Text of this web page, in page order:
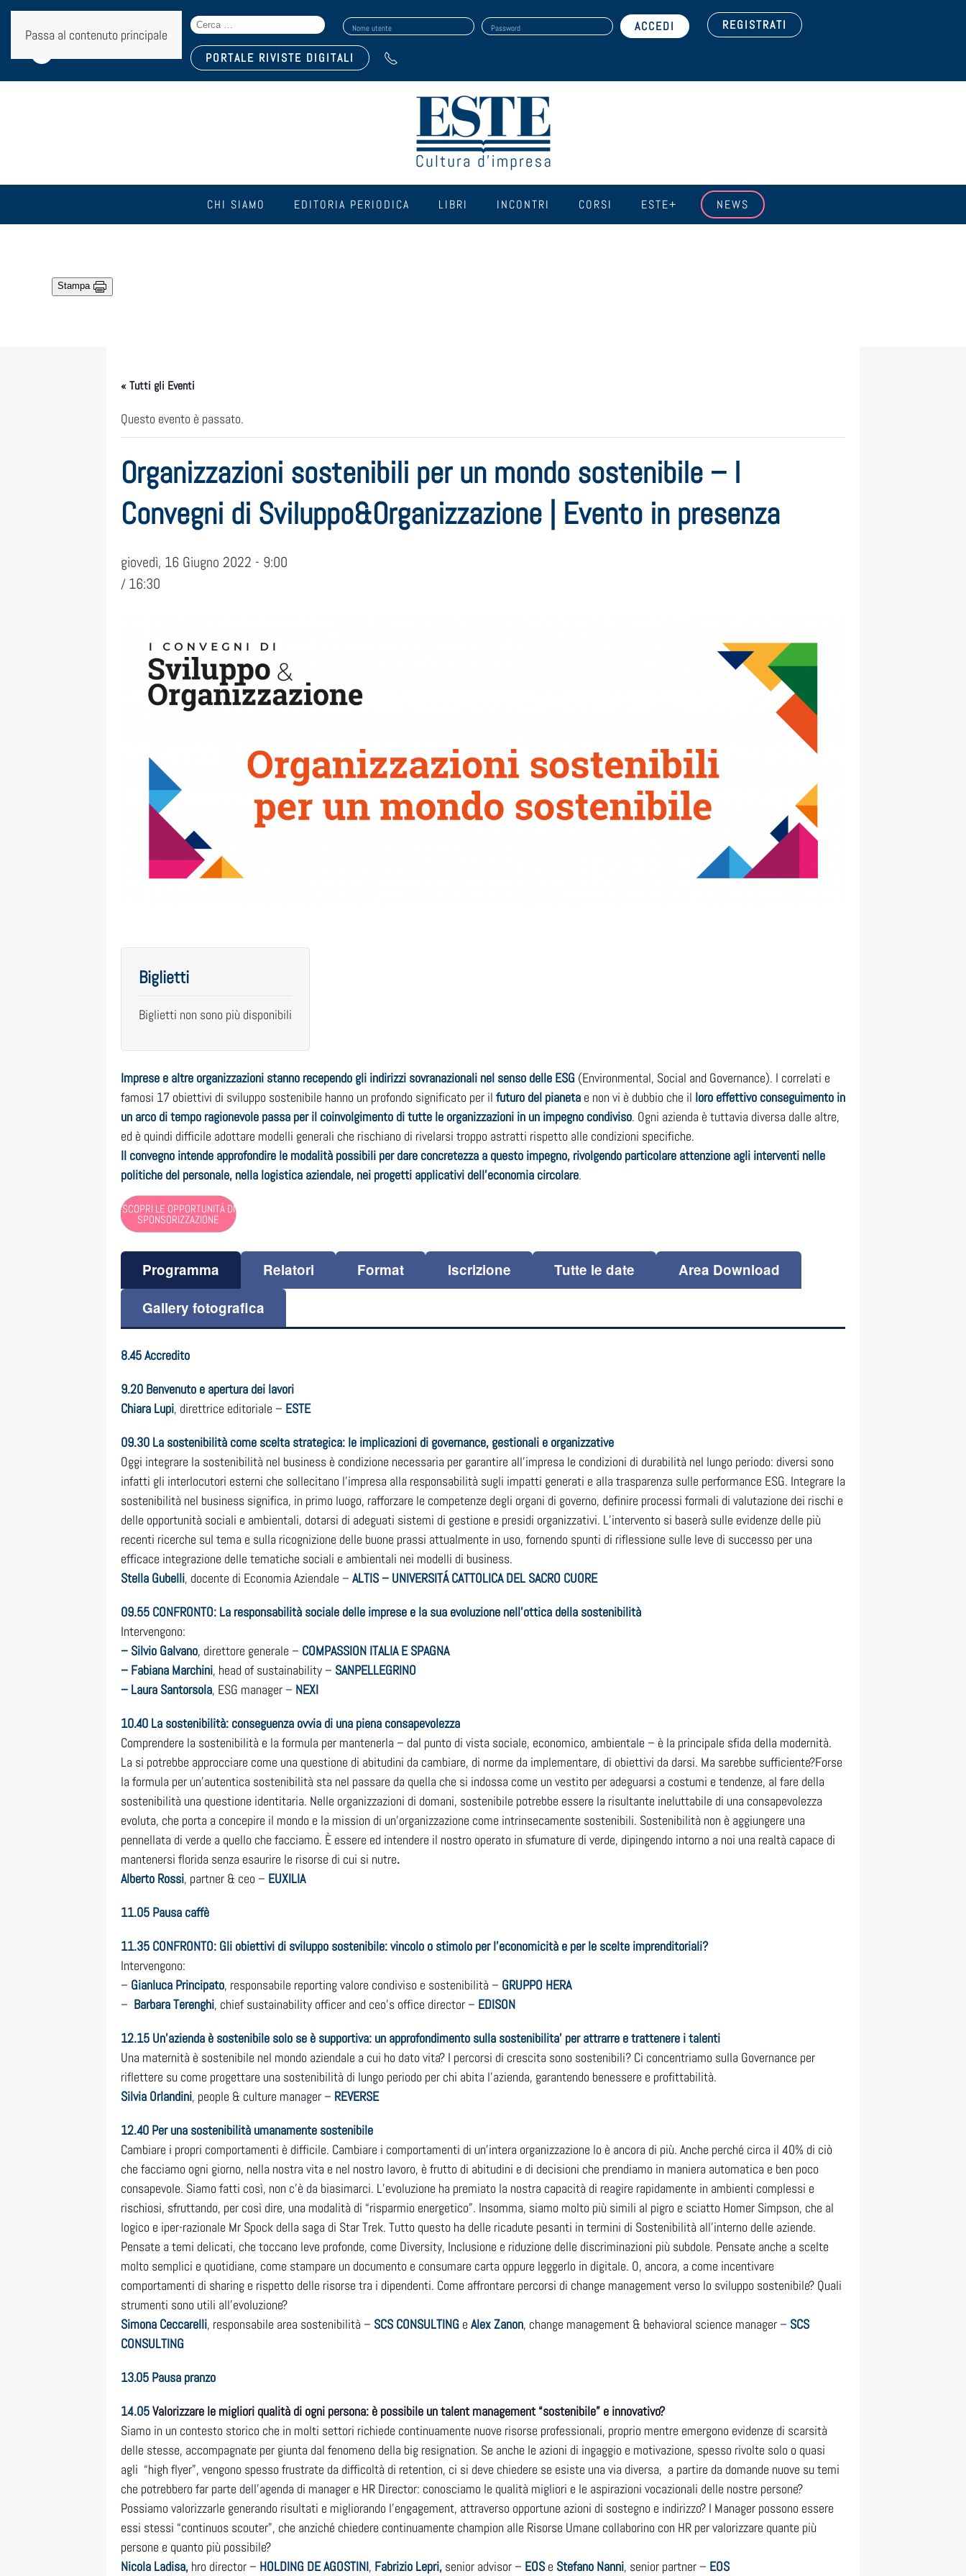
Passa al contenuto principale
Seguici sui social:
Search
for:
Nome utente Password REGISTRATI
PORTALE RIVISTE DIGITALI
CHI SIAMO EDITORIA PERIODICA LIBRI INCONTRI CORSI ESTE+ NEWS
Stampa
« Tutti gli Eventi
Questo evento è passato.
Organizzazioni sostenibili per un mondo sostenibile – I
Convegni di Sviluppo&Organizzazione | Evento in presenza
giovedì, 16 Giugno 2022 - 9:00
/ 16:30
Biglietti
Biglietti non sono più disponibili
Imprese e altre organizzazioni stanno recependo gli indirizzi sovranazionali nel senso delle ESG (Environmental, Social and Governance). I correlati e
famosi 17 obiettivi di sviluppo sostenibile hanno un profondo significato per il futuro del pianeta e non vi è dubbio che il loro effettivo conseguimento in
un arco di tempo ragionevole passa per il coinvolgimento di tutte le organizzazioni in un impegno condiviso. Ogni azienda è tuttavia diversa dalle altre,
ed è quindi difficile adottare modelli generali che rischiano di rivelarsi troppo astratti rispetto alle condizioni specifiche.
Il convegno intende approfondire le modalità possibili per dare concretezza a questo impegno, rivolgendo particolare attenzione agli interventi nelle
politiche del personale, nella logistica aziendale, nei progetti applicativi dell’economia circolare.
SCOPRI LE OPPORTUNITÁ DI
SPONSORIZZAZIONE
Programma Relatori Format Iscrizione Tutte le date
Area Download
Gallery fotografica
8.45 Accredito
9.20 Benvenuto e apertura dei lavori
Chiara Lupi, direttrice editoriale – ESTE
09.30 La sostenibilità come scelta strategica: le implicazioni di governance, gestionali e organizzative
Oggi integrare la sostenibilità nel business è condizione necessaria per garantire all’impresa le condizioni di durabilità nel lungo periodo: diversi sono
infatti gli interlocutori esterni che sollecitano l’impresa alla responsabilità sugli impatti generati e alla trasparenza sulle performance ESG. Integrare la
sostenibilità nel business significa, in primo luogo, rafforzare le competenze degli organi di governo, definire processi formali di valutazione dei rischi e
delle opportunità sociali e ambientali, dotarsi di adeguati sistemi di gestione e presidi organizzativi. L’intervento si baserà sulle evidenze delle più
recenti ricerche sul tema e sulla ricognizione delle buone prassi attualmente in uso, fornendo spunti di riflessione sulle leve di successo per una
efficace integrazione delle tematiche sociali e ambientali nei modelli di business.
Stella Gubelli, docente di Economia Aziendale – ALTIS – UNIVERSITÁ CATTOLICA DEL SACRO CUORE
09.55 CONFRONTO: La responsabilità sociale delle imprese e la sua evoluzione nell’ottica della sostenibilità
Intervengono:
– Silvio Galvano, direttore generale – COMPASSION ITALIA E SPAGNA
– Fabiana Marchini, head of sustainability – SANPELLEGRINO
– Laura Santorsola, ESG manager – NEXI
10.40 La sostenibilità: conseguenza ovvia di una piena consapevolezza
Comprendere la sostenibilità e la formula per mantenerla – dal punto di vista sociale, economico, ambientale – è la principale sfida della modernità.
La si potrebbe approcciare come una questione di abitudini da cambiare, di norme da implementare, di obiettivi da darsi. Ma sarebbe sufficiente?Forse
la formula per un’autentica sostenibilità sta nel passare da quella che si indossa come un vestito per adeguarsi a costumi e tendenze, al fare della
sostenibilità una questione identitaria. Nelle organizzazioni di domani, sostenibile potrebbe essere la risultante ineluttabile di una consapevolezza
evoluta, che porta a concepire il mondo e la mission di un’organizzazione come intrinsecamente sostenibili. Sostenibilità non è aggiungere una
pennellata di verde a quello che facciamo. È essere ed intendere il nostro operato in sfumature di verde, dipingendo intorno a noi una realtà capace di
mantenersi florida senza esaurire le risorse di cui si nutre.
Alberto Rossi, partner & ceo – EUXILIA
11.05 Pausa caffè
11.35 CONFRONTO: Gli obiettivi di sviluppo sostenibile: vincolo o stimolo per l’economicità e per le scelte imprenditoriali?
Intervengono:
– Gianluca Principato, responsabile reporting valore condiviso e sostenibilità – GRUPPO HERA
– Barbara Terenghi, chief sustainability officer and ceo’s office director – EDISON
12.15 Un’azienda è sostenibile solo se è supportiva: un approfondimento sulla sostenibilita’ per attrarre e trattenere i talenti
Una maternità è sostenibile nel mondo aziendale a cui ho dato vita? I percorsi di crescita sono sostenibili? Ci concentriamo sulla Governance per
riflettere su come progettare una sostenibilità di lungo periodo per chi abita l’azienda, garantendo benessere e profittabilità.
Silvia Orlandini, people & culture manager – REVERSE
12.40 Per una sostenibilità umanamente sostenibile
Cambiare i propri comportamenti è difficile. Cambiare i comportamenti di un’intera organizzazione lo è ancora di più. Anche perché circa il 40% di ciò
che facciamo ogni giorno, nella nostra vita e nel nostro lavoro, è frutto di abitudini e di decisioni che prendiamo in maniera automatica e ben poco
consapevole. Siamo fatti così, non c’è da biasimarci. L’evoluzione ha premiato la nostra capacità di reagire rapidamente in ambienti complessi e
rischiosi, sfruttando, per così dire, una modalità di “risparmio energetico”. Insomma, siamo molto più simili al pigro e sciatto Homer Simpson, che al
logico e iper-razionale Mr Spock della saga di Star Trek. Tutto questo ha delle ricadute pesanti in termini di Sostenibilità all’interno delle aziende.
Pensate a temi delicati, che toccano leve profonde, come Diversity, Inclusione e riduzione delle discriminazioni più subdole. Pensate anche a scelte
molto semplici e quotidiane, come stampare un documento e consumare carta oppure leggerlo in digitale. O, ancora, a come incentivare
comportamenti di sharing e rispetto delle risorse tra i dipendenti. Come affrontare percorsi di change management verso lo sviluppo sostenibile? Quali
strumenti sono utili all’evoluzione?
Simona Ceccarelli, responsabile area sostenibilità – SCS CONSULTING e Alex Zanon, change management & behavioral science manager – SCS
CONSULTING
13.05 Pausa pranzo
14.05Valorizzare le migliori qualità di ogni persona: è possibile un talent management “sostenibile” e innovativo?
Siamo in un contesto storico che in molti settori richiede continuamente nuove risorse professionali, proprio mentre emergono evidenze di scarsità
delle stesse, accompagnate per giunta dal fenomeno della big resignation. Se anche le azioni di ingaggio e motivazione, spesso rivolte solo o quasi
agli “high flyer”, vengono spesso frustrate da difficoltà di retention, ci si deve chiedere se esiste una via diversa, a partire da domande nuove su temi
che potrebbero far parte dell’agenda di manager e HR Director: conosciamo le qualità migliori e le aspirazioni vocazionali delle nostre persone?
Possiamo valorizzarle generando risultati e migliorando l’engagement, attraverso opportune azioni di sostegno e indirizzo? I Manager possono essere
essi stessi “continuos scouter”, che anziché chiedere continuamente champion alle Risorse Umane collaborino con HR per valorizzare quante più
persone e quanto più possibile?
Nicola Ladisa, hro director – HOLDING DE AGOSTINI, Fabrizio Lepri, senior advisor – EOS e Stefano Nanni, senior partner – EOS